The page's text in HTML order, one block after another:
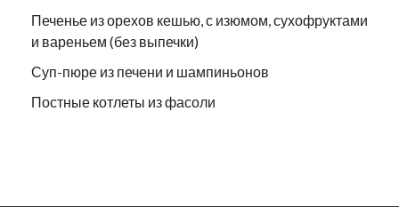
Печенье из орехов кешью, с изюмом, сухофруктами
и вареньем (без выпечки)
Суп-пюре из печени и шампиньонов
Постные котлеты из фасоли